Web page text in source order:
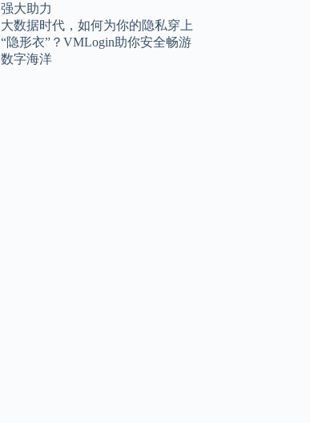
强大助力
大数据时代，如何为你的隐私穿上
“隐形衣”？VMLogin助你安全畅游
数字海洋